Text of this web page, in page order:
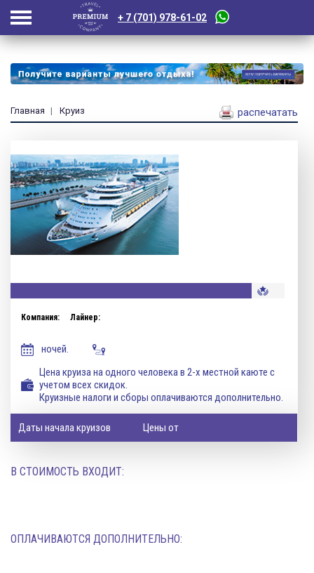
+ 7 (701) 978-61-02
Главная Круиз распечатать
Компания: Лайнер:
ночей.
Цена круиза на одного человека в 2-х местной каюте с
учетом всех скидок.
Круизные налоги и сборы оплачиваются дополнительно.
Даты начала круизов Цены от
В СТОИМОСТЬ ВХОДИТ:
ОПЛАЧИВАЮТСЯ ДОПОЛНИТЕЛЬНО: